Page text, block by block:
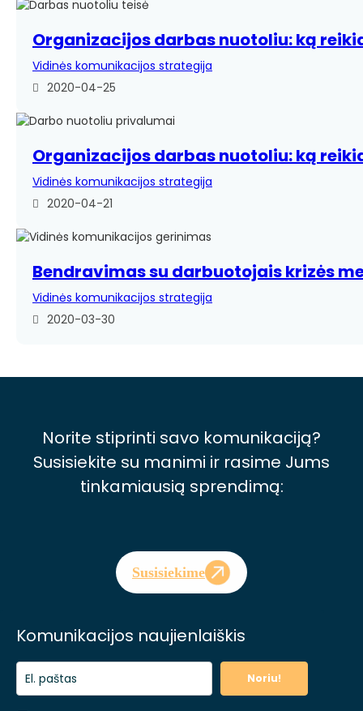
Organizacijos darbas nuotoliu: ką
Vidinės komunikacijos strategija
2020-04-25
Organizacijos darbas nuotoliu: ką
Vidinės komunikacijos strategija
2020-04-21
Bendravimas su darbuotojais krizės
Vidinės komunikacijos strategija
2020-03-30
Norite stiprinti savo komunikaciją?
Susisiekite su manimi ir rasime Jums
tinkamiausią sprendimą:
Susisiekime
Komunikacijos naujienlaiškis
Noriu!